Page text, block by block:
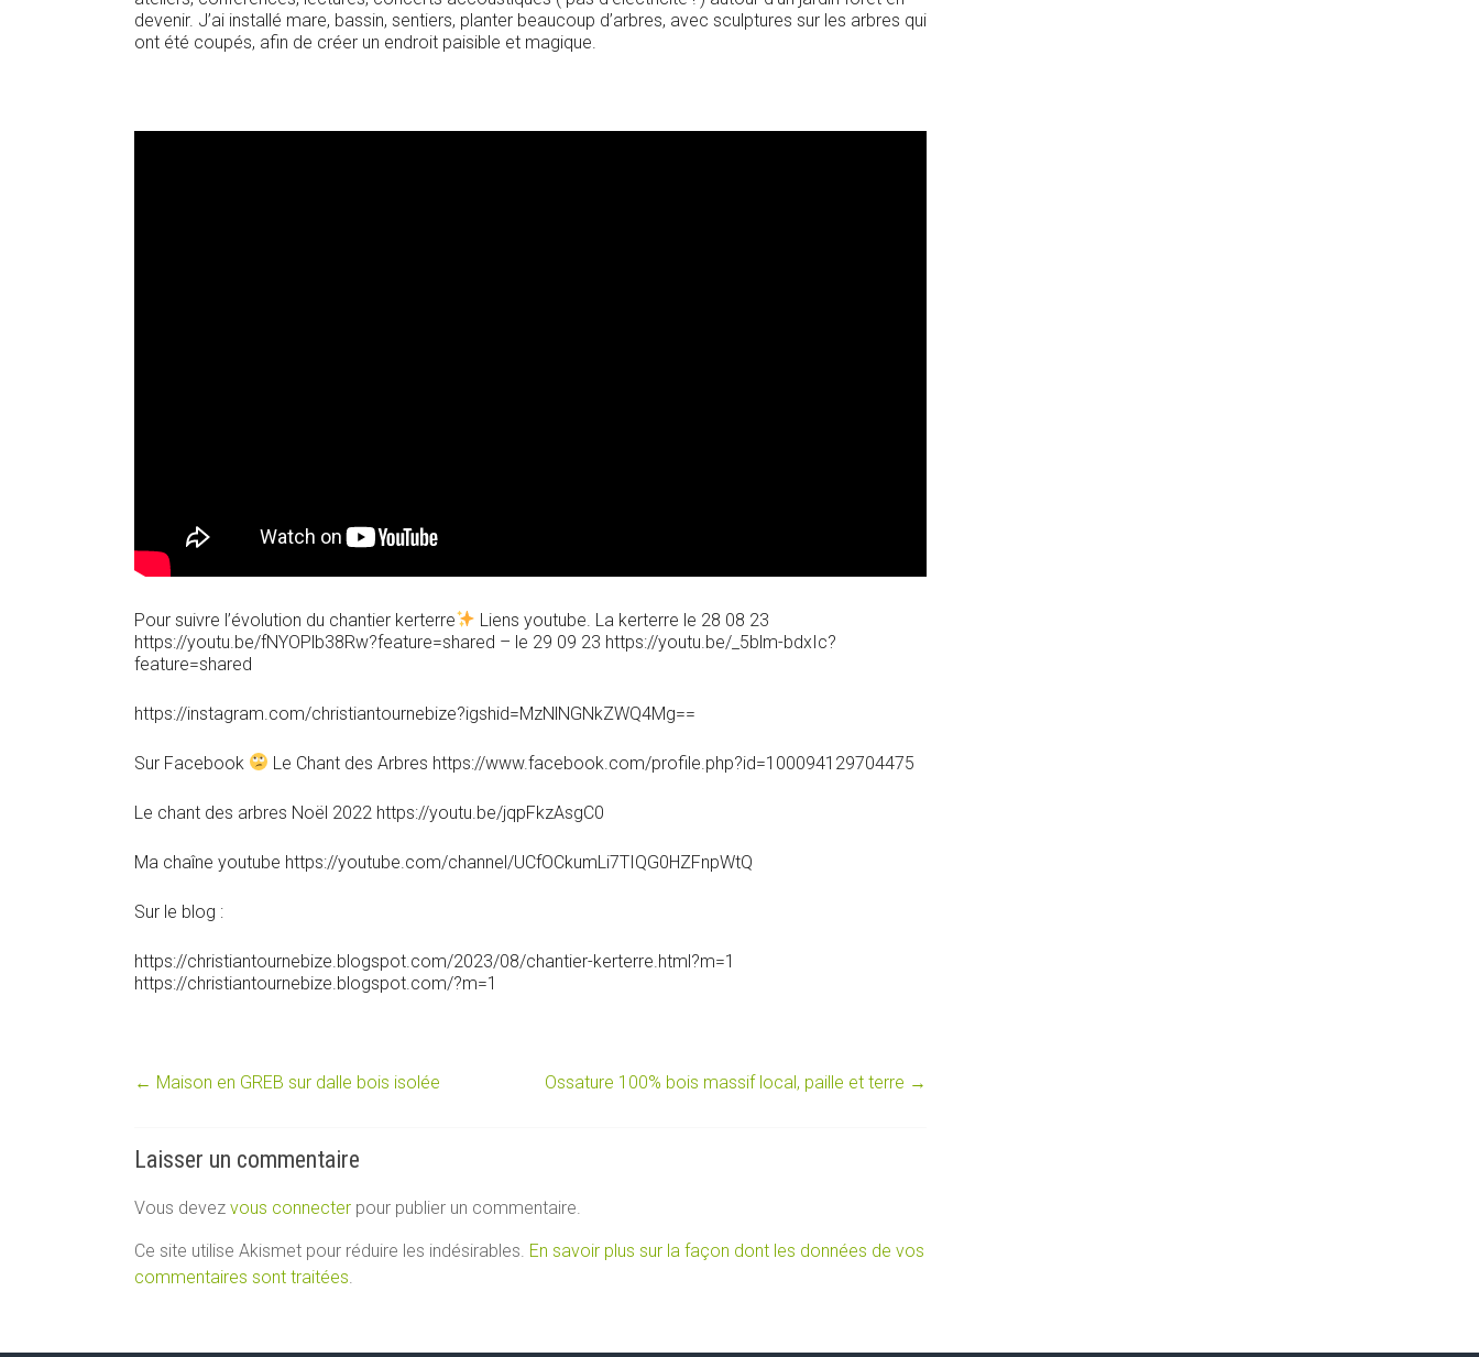
devenir. J’ai installé mare, bassin, sentiers, planter beaucoup d’arbres, avec sculptures sur les arbres qui
ont été coupés, afin de créer un endroit paisible et magique.
Pour suivre l’évolution du chantier kerterre
Liens youtube. La kerterre le 28 08 23
https://youtu.be/fNYOPlb38Rw?feature=shared – le 29 09 23 https://youtu.be/_5blm-bdxIc?
feature=shared
https://instagram.com/christiantournebize?igshid=MzNlNGNkZWQ4Mg==
Sur Facebook Le Chant des Arbres https://www.facebook.com/profile.php?id=100094129704475
Le chant des arbres Noël 2022 https://youtu.be/jqpFkzAsgC0
Ma chaîne youtube https://youtube.com/channel/UCfOCkumLi7TIQG0HZFnpWtQ
Sur le blog :
https://christiantournebize.blogspot.com/2023/08/chantier-kerterre.html?m=1
https://christiantournebize.blogspot.com/?m=1
← Maison en GREB sur dalle bois isolée Ossature 100% bois massif local, paille et terre →
Laisser un commentaire
Vous devez vous connecter pour publier un commentaire.
Ce site utilise Akismet pour réduire les indésirables. En savoir plus sur la façon dont les données de vos
commentaires sont traitées